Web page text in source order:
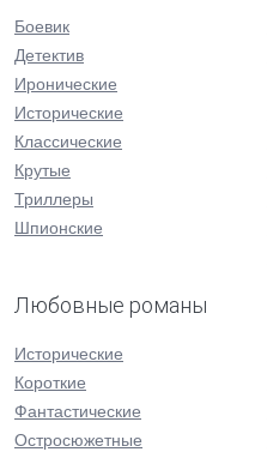
Боевик
Детектив
Иронические
Исторические
Классические
Крутые
Триллеры
Шпионские
Любовные романы
Исторические
Короткие
Фантастические
Остросюжетные